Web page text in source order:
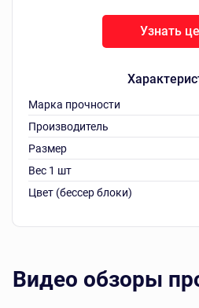
Марка прочности
Производитель
Размер
Вес 1 шт
Цвет (бессер блоки)
Узнать
Видео обзоры